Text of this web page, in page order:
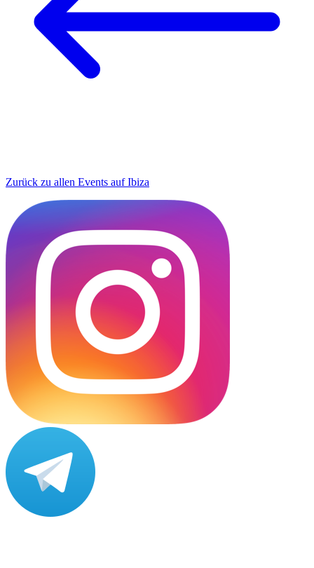
Zurück zu allen Events auf Ibiza